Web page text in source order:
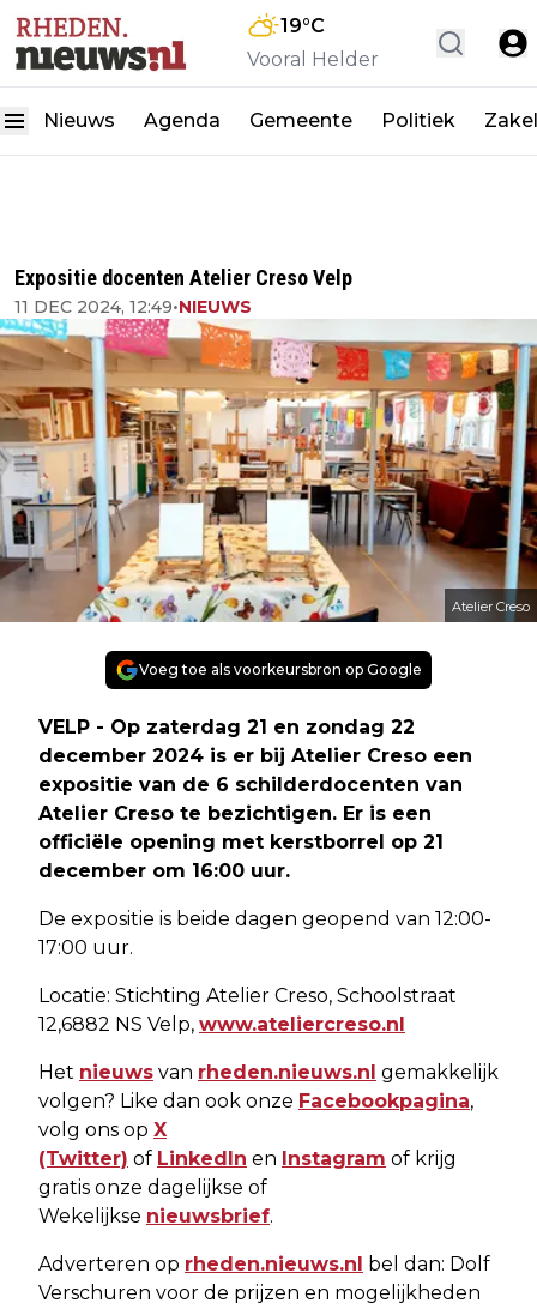
19°C
Vooral Helder
Nieuws Agenda Gemeente Politiek
Expositie docenten Atelier Creso Velp
11 DEC 2024, 12:49•NIEUWS
Atelier Creso
Voeg toe als voorkeursbron op Google
VELP - Op zaterdag 21 en zondag 22
december 2024 is er bij Atelier Creso een
expositie van de 6 schilderdocenten van
Atelier Creso te bezichtigen. Er is een
officiële opening met kerstborrel op 21
december om 16:00 uur.
De expositie is beide dagen geopend van 12:00-
17:00 uur.
Locatie: Stichting Atelier Creso, Schoolstraat
12,6882 NS Velp, www.ateliercreso.nl
Het nieuws van rheden.nieuws.nl gemakkelijk
volgen? Like dan ook onze Facebookpagina,
volg ons op X
(Twitter) of LinkedIn en Instagram of krijg
gratis onze dagelijkse of
Wekelijkse nieuwsbrief.
Adverteren op rheden.nieuws.nl bel dan: Dolf
Verschuren voor de prijzen en mogelijkheden